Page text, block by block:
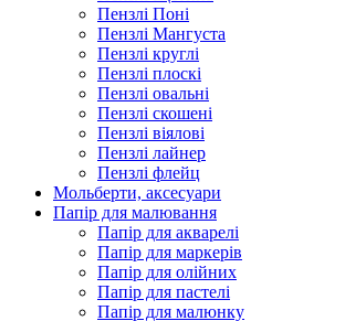
Пензлі Поні
Пензлі Мангуста
Пензлі круглі
Пензлі плоскі
Пензлі овальні
Пензлі скошені
Пензлі віялові
Пензлі лайнер
Пензлі флейц
Мольберти, аксесуари
Папір для малювання
Папір для акварелі
Папір для маркерів
Папір для олійних
Папір для пастелі
Папір для малюнку